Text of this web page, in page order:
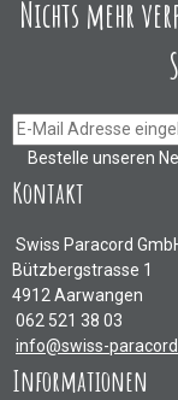
Nichts mehr
Bestelle unseren
Kontakt
Swiss Paracord
Bützbergstrasse 1
4912 Aarwangen
062 521 38 03
info@swiss-
Informationen